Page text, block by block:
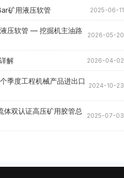
矿用液压软管 2025-06-11
压软管 — 挖掘机主油路
2026-05-20
解 2026-04-02
季度工程机械产品进出口
2024-10-23
体双认证高压矿用胶管总
2025-07-03